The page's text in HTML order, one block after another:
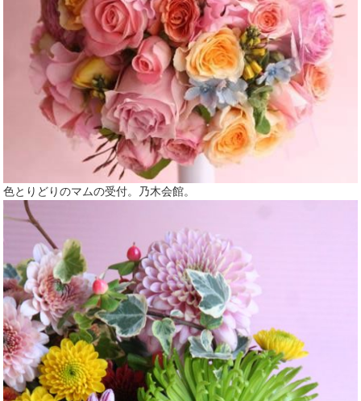
色とりどりのマムの受付。乃木会館。